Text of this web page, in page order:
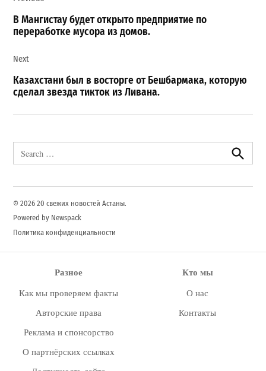
записям
В Мангистау будет открыто предприятие по
переработке мусора из домов.
Next
Казахстани был в восторге от Бешбармака, которую
сделал звезда тикток из Ливана.
for:
Search
© 2026 20 свежих новостей Астаны.
Powered by Newspack
Политика конфиденциальности
Разное
Как мы проверяем факты
Авторские права
Реклама и спонсорство
О партнёрских ссылках
Кто мы
О нас
Контакты